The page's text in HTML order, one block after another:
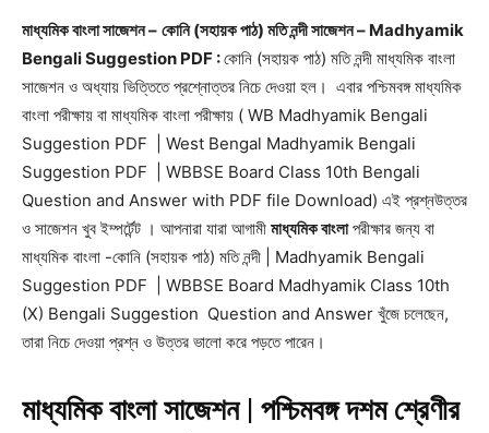
মাধ্যমিক বাংলা সাজেশন – কোনি (সহায়ক পাঠ) মতি নন্দী সাজেশন – Madhyamik
Bengali Suggestion PDF :কোনি (সহায়ক পাঠ) মতি নন্দী মাধ্যমিক বাংলা
সাজেশন ও অধ্যায় ভিত্তিতে প্রশ্নোত্তর নিচে দেওয়া হল। এবার পশ্চিমবঙ্গ মাধ্যমিক
বাংলা পরীক্ষায় বা মাধ্যমিক বাংলা পরীক্ষায় ( WB Madhyamik Bengali
Suggestion PDF | West Bengal Madhyamik Bengali
Suggestion PDF | WBBSE Board Class 10th Bengali
Question and Answer with PDF file Download) এই প্রশ্নউত্তর
ও সাজেশন খুব ইম্পর্টেন্ট । আপনারা যারা আগামী মাধ্যমিক বাংলাপরীক্ষার জন্য বা
মাধ্যমিক বাংলা -কোনি (সহায়ক পাঠ) মতি নন্দী | Madhyamik Bengali
Suggestion PDF | WBBSE Board Madhyamik Class 10th
(X) Bengali Suggestion Question and Answer খুঁজে চলেছেন,
তারা নিচে দেওয়া প্রশ্ন ও উত্তর ভালো করে পড়তে পারেন।
মাধ্যমিক বাংলা সাজেশন | পশ্চিমবঙ্গ দশম শ্রেণীর